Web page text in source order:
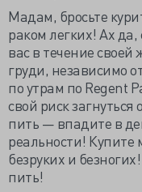
Мадам, бросьте
раком легких! Ах
вас в течение своей
груди, независимо
по утрам по Regent
свой риск
пить — впадите в
реальности! Купите
безруких и
пить!